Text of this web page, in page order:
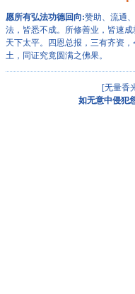
愿所有弘法功德回向:赞助、流通
法，皆悉不成。所修善业，皆速
天下太平。四恩总报，三有齐资
土，同证究竟圆满之佛果。
[无量香
如无意中侵犯